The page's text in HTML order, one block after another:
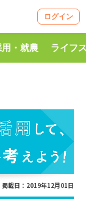
ログイン
用・就農 ライフ
掲載日：2019年12月01日